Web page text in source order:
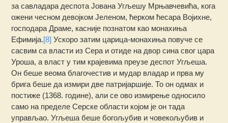
за савладара деспота Јована Угљешу Мрњавчевића, кога
ожени чесном девојком Јеленом, ћерком ћесара Војихне,
господара Драме, касније познатом као монахиња
Ефимија.[8] Ускоро затим царица-монахиња повуче се
сасвим са власти из Сера и отиде на двор сина свог цара
Уроша, а власт у тим крајевима преузе деспот Угљеша.
Он беше веома благочестив и мудар владар и прва му
брига беше да измири две патријаршије. То он одмах и
постиже (1368. године), али се ово измирење односило
само на пределе Серске области којом је он тада
управљао. Угљеша беше богољубив и човекољубив и